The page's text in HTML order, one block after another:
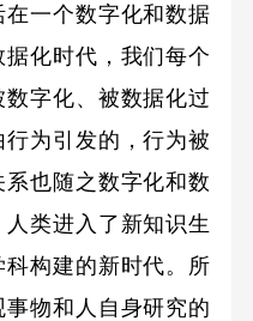
一个数字化和数据
化时代，我们每个
字化、被数据化过
为引发的，行为被
也随之数字化和数
类进入了新知识生
构建的新时代。所
物和人自身研究的